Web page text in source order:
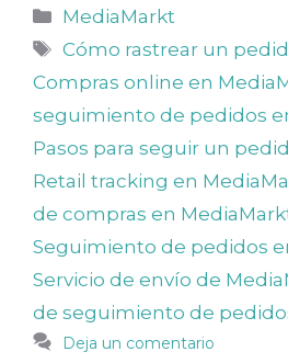
Categorías
MediaMarkt
Etiquetas
Cómo rastrear un
Compras online en
seguimiento de pedidos
Pasos para seguir un
Retail tracking en
de compras en
Seguimiento de pedidos
Servicio de envío de
de seguimiento de
Deja un comentario